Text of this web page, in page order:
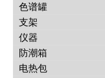
色谱罐
支架
仪器
防潮箱
电热包